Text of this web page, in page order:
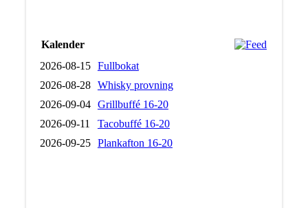
Kalender
2026-08-15 Fullbokat
2026-08-28 Whisky provning
2026-09-04 Grillbuffé 16-20
2026-09-11
Tacobuffé 16-20
2026-09-25 Plankafton 16-20